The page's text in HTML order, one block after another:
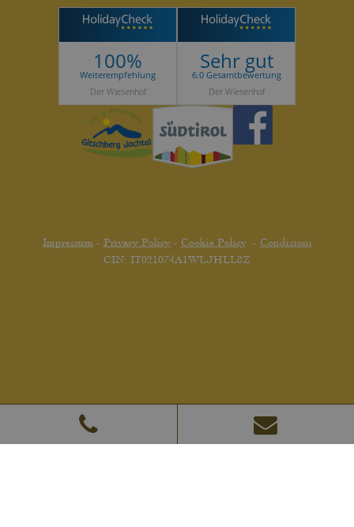
100%
Weiterempfehlung
Der Wiesenhof
Sehr gut
6.0 Gesamtbewertung
Der Wiesenhof
Impressum- Privacy Policy- Cookie Policy- Condizioni
CIN: IT021074A1WLJHLL8Z